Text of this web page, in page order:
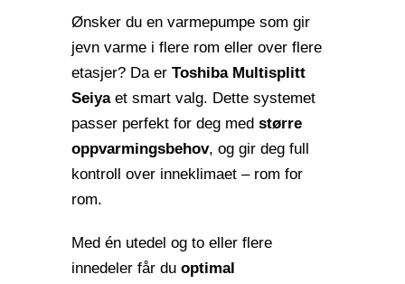
Ønsker du en varmepumpe som gir
jevn varme i flere rom eller over flere
etasjer? Da er Toshiba Multisplitt
Seiyaet smart valg. Dette systemet
passer perfekt for deg med større
oppvarmingsbehov, og gir deg full
kontroll over inneklimaet – rom for
rom.
Med én utedel og to eller flere
innedeler får du optimal